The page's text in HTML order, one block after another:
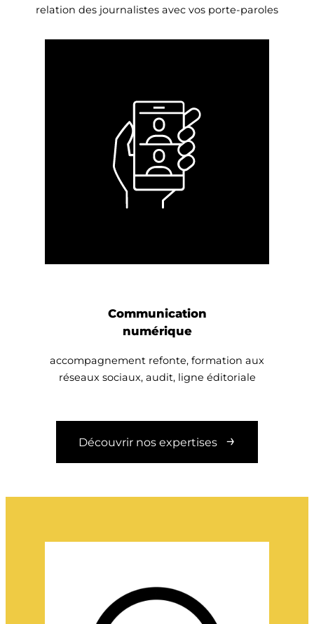
relation des journalistes avec vos porte-paroles
Communication
numérique
accompagnement refonte, formation aux
réseaux sociaux, audit, ligne éditoriale
Découvrir nos expertises